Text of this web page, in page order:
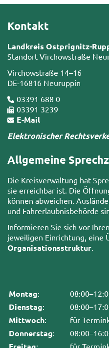
Kontakt
Landkreis Ostprignitz-
Standort Virchowstraße
Virchowstraße 14–16
DE-16816 Neuruppin
03391 688 0
03391 3239
E-Mail
Elektronischer
Allgemeine
Die Kreisverwaltung hat
sie erreichbar ist. Die
können abweichen.
und Fahrerlaubnisbehörde
Informieren Sie sich vor
jeweiligen Einrichtung, eine
Organisationsstruktur
Montag:
Dienstag:
Mittwoch: für
Donnerstag:
: für